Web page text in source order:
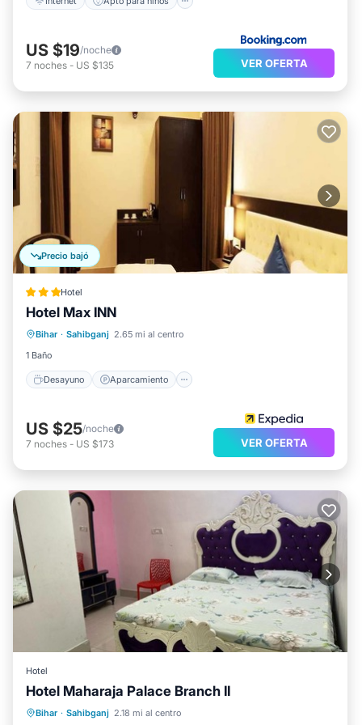
US $19/noche
7 noches - US $135 VER OFERTA
Precio bajó
Hotel
Hotel Max INN
Bihar · Sahibganj 2.65 mi al centro
1 Baño
Desayuno Aparcamiento
Desayuno
Balcón/Terraza
US $25/noche
7 noches - US $173 VER OFERTA
Hotel
Hotel Maharaja Palace Branch II
Bihar · Sahibganj 2.18 mi al centro
Aparcamiento
Balcón/Terraza
Aire acondicionado